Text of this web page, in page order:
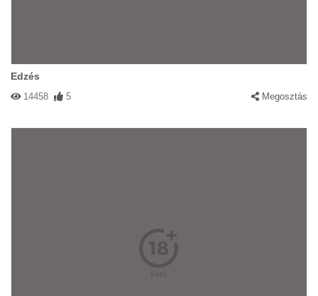
Edzés
14458 5 Megosztás